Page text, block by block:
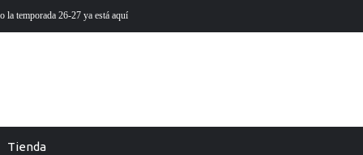
está aquí
Tienda